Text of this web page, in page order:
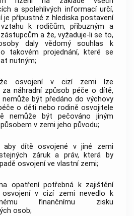
a spolehlivých informací určí,
je přípustné z hlediska postavení
k rodičům, příbuzným a
a že, vyžaduje-li se to,
daly vědomý souhlas k
takovém projednání, které se
nutným;
že osvojení v cizí zemi lze
náhradní způsob péče o dítě,
být předáno do výchovy
o děti nebo rodině osvojitele
nemůže být pečováno jiným
v zemi jeho původu;
aby dítě osvojené v jiné zemi
záruk a práv, která by
osvojení ve vlastní zemi;
opatření potřebná k zajištění
v cizí zemi nevedlo k
finančnímu zisku
osob;